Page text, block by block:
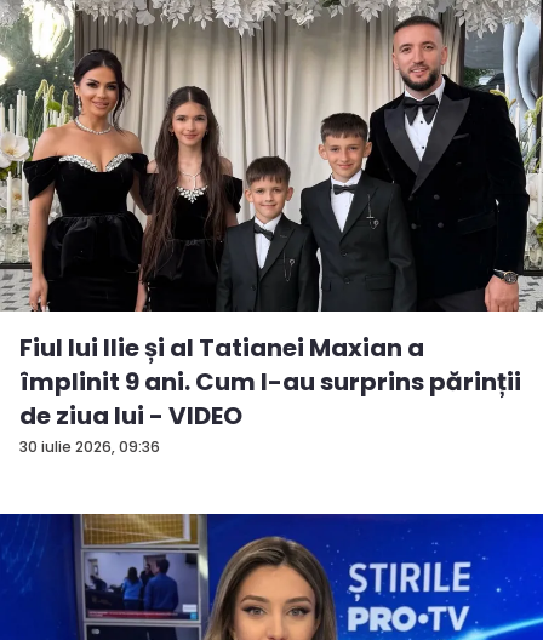
30 iulie 2026, 09:36
Fiul lui Ilie și al Tatianei Maxian a
împlinit 9 ani. Cum l-au surprins părinții
de ziua lui - VIDEO